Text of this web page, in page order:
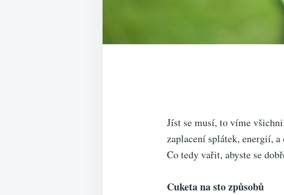
Jíst se musí, to víme
zaplacení splátek, energií,
Co tedy vařit, abyste se
Cuketa na sto způsobů